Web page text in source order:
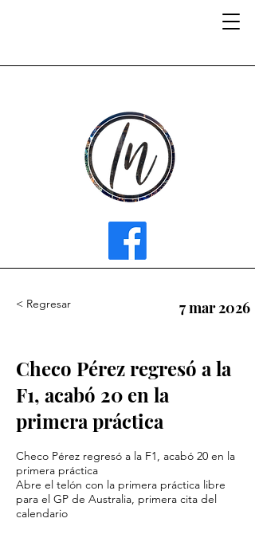
< Regresar 7 mar 2026
Checo Pérez regresó a la
F1, acabó 20 en la
primera práctica
Checo Pérez regresó a la F1, acabó 20 en la
primera práctica
Abre el telón con la primera práctica libre
para el GP de Australia, primera cita del
calendario